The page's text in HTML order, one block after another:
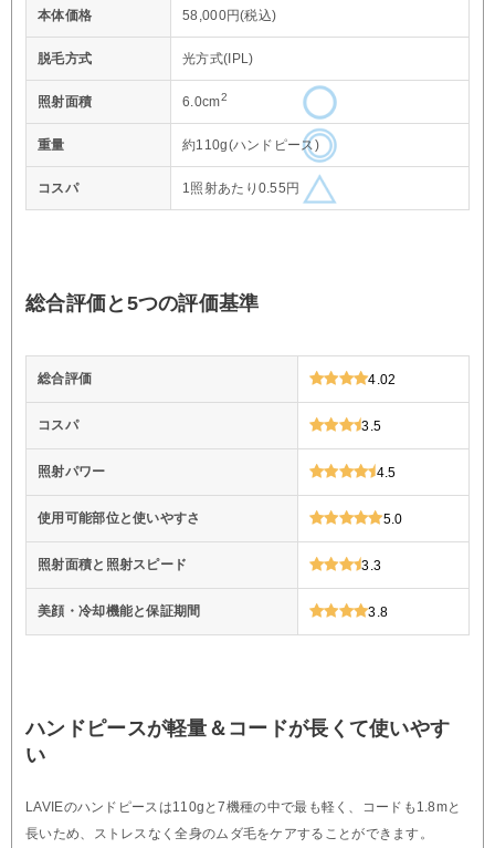
本体価格 58,000円(税込)
脱毛方式 光方式(IPL)
照射面積 6.0cm2
重量 約110g(ハンドピース)
コスパ 1照射あたり0.55円
総合評価と5つの評価基準
総合評価 4.02
コスパ 3.5
照射パワー 4.5
使用可能部位と使いやすさ 5.0
照射面積と照射スピード 3.3
美顔・冷却機能と保証期間 3.8
ハンドピースが軽量＆コードが長くて使いやす
い
LAVIEのハンドピースは110gと7機種の中で最も軽く、コードも1.8mと
長いため、ストレスなく全身のムダ毛をケアすることができます。